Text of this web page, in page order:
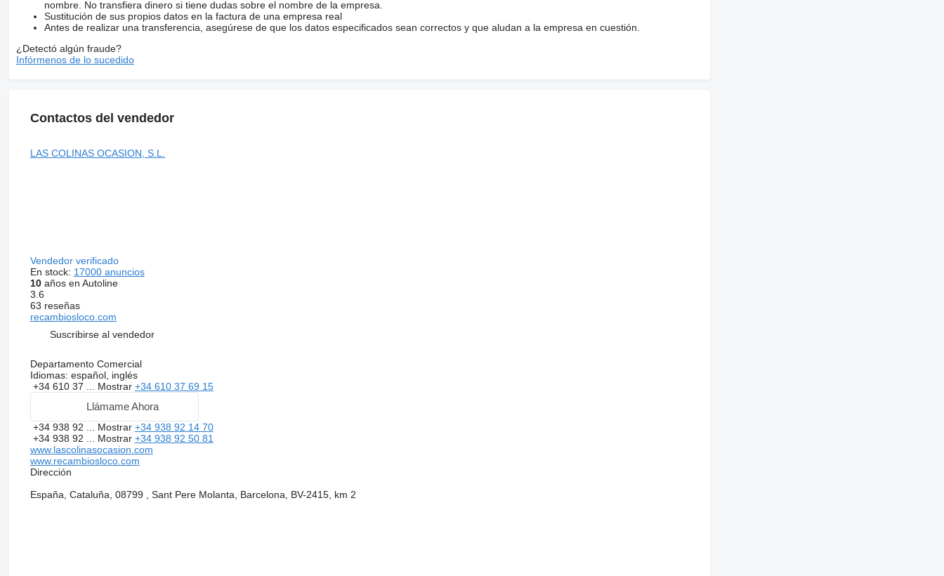
nombre. No transfiera dinero si tiene dudas sobre el nombre de la empresa.
Sustitución de sus propios datos en la factura de una empresa real
Antes de realizar una transferencia, asegúrese de que los datos especificados sean correctos y que aludan a la empresa en cuestión.
¿Detectó algún fraude?
Infórmenos de lo sucedido
Contactos del vendedor
LAS COLINAS OCASION, S.L.
Vendedor verificado
En stock: 17000 anuncios
10años en Autoline
3.6
63 reseñas
recambiosloco.com
Suscribirse al vendedor
Departamento Comercial
Idiomas: español, inglés
+34 610 37 ... Mostrar +34 610 37 69 15
Llámame Ahora
+34 938 92 ... Mostrar +34 938 92 14 70
+34 938 92 ... Mostrar +34 938 92 50 81
www.lascolinasocasion.com
www.recambiosloco.com
Dirección
España, Cataluña, 08799 , Sant Pere Molanta, Barcelona, BV-2415, km 2